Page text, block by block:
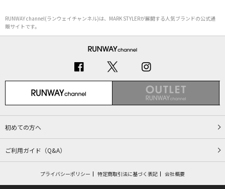
RUNWAY channel(ランウェイチャンネル)は、MARK STYLERが展開する人気ブランドの公式通
販サイトです。
初めての方へ
ご利用ガイド（Q&A）
プライバシーポリシー 特定商取引法に基づく表記 会社概要